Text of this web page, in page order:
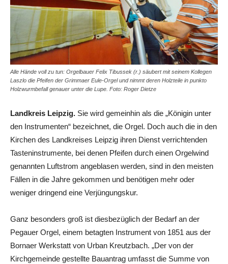
Alle Hände voll zu tun: Orgelbauer Felix Tibussek (r.) säubert mit seinem Kollegen
Laszlo die Pfeifen der Grimmaer Eule-Orgel und nimmt deren Holzteile in punkto
Holzwurmbefall genauer unter die Lupe. Foto: Roger Dietze
Landkreis Leipzig. Sie wird gemeinhin als die „Königin unter
den Instrumenten“ bezeichnet, die Orgel. Doch auch die in den
Kirchen des Landkreises Leipzig ihren Dienst verrichtenden
Tasteninstrumente, bei denen Pfeifen durch einen Orgelwind
genannten Luftstrom angeblasen werden, sind in den meisten
Fällen in die Jahre gekommen und benötigen mehr oder
weniger dringend eine Verjüngungskur.
Ganz besonders groß ist diesbezüglich der Bedarf an der
Pegauer Orgel, einem betagten Instrument von 1851 aus der
Bornaer Werkstatt von Urban Kreutzbach. „Der von der
Kirchgemeinde gestellte Bauantrag umfasst die Summe von